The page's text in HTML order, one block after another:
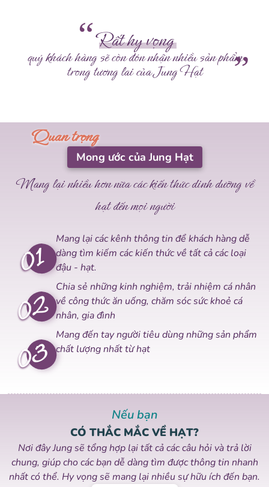
Rất hy vọng
quý khách hàng sẽ còn đón nhận nhiều sản phẩm
trong tương lai của Jung Hạt
Mong ước của Jung Hạt
Mang lại nhiều hơn nữa các kiến thức dinh dưỡng về
hạt đến mọi người
01
Mang lại các kênh thông tin để khách hàng dễ
dàng tìm kiếm các kiến thức về tất cả các loại
đậu - hạt.
02
Chia sẻ những kinh nghiệm, trải nhiệm cá nhân
về công thức ăn uống, chăm sóc sức khoẻ cá
nhân, gia đình
03
Mang đến tay người tiêu dùng những sản phẩm
chất lượng nhất từ hạt
Nếu bạn
CÓ THẮC MẮC VỀ HẠT?
Nơi đây Jung sẽ tổng hợp lại tất cả các câu hỏi và trả lời
chung, giúp cho các bạn dễ dàng tìm được thông tin nhanh
nhất có thể. Hy vọng sẽ mang lại nhiều sự hữu ích đến bạn.